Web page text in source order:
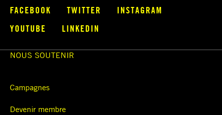
FACEBOOK TWITTER
INSTAGRAM
YOUTUBE
LINKEDIN
NOUS SOUTENIR
Campagnes
Devenir membre